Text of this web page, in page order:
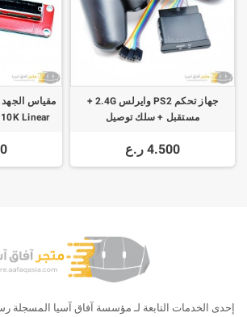
جهاز تحكم PS2 وايرلس 2.4G +
مستقبل + سلك توصيل
4.500 ر.ع
مقياس الجهد
Linear
إحدى الخدمات التابعة لـ مؤسسة آفاق آسيا المسجلة